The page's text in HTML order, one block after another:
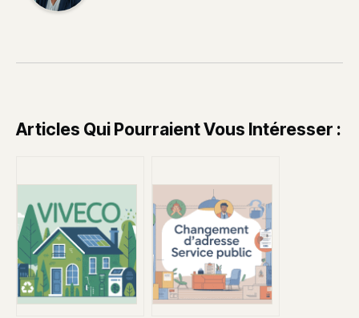
Articles Qui Pourraient Vous Intéresser :